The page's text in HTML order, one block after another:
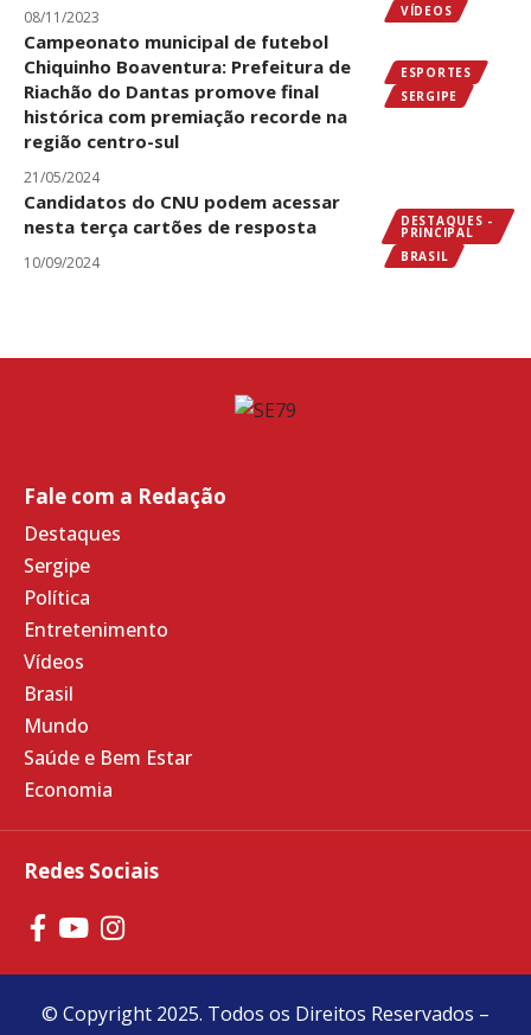
VÍDEOS
08/11/2023
ESPORTES
SERGIPE
Campeonato municipal de futebol
Chiquinho Boaventura: Prefeitura de
Riachão do Dantas promove final
histórica com premiação recorde na
região centro-sul
21/05/2024
DESTAQUES -
PRINCIPAL
BRASIL
Candidatos do CNU podem acessar
nesta terça cartões de resposta
10/09/2024
Redes Sociais
Fale com a Redação
Destaques
Sergipe
Política
Entretenimento
Vídeos
Brasil
Mundo
Saúde e Bem Estar
Economia
© Copyright 2025. Todos os Direitos Reservados –